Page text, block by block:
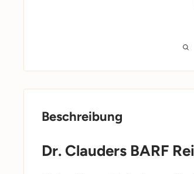
Beschreibung
Dr. Clauders BARF